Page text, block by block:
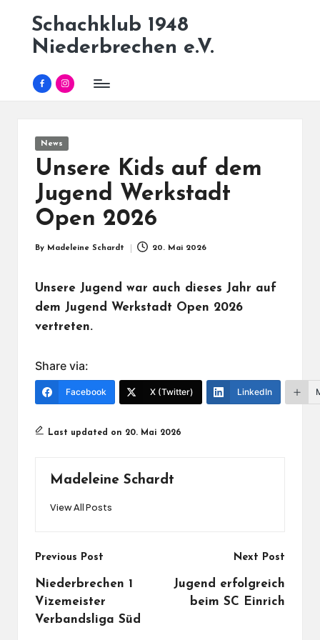
Schachklub 1948
Niederbrechen e.V.
Facebook
Instagram
Posted
News
Unsere Kids auf dem
Jugend Werkstadt
Open 2026
By Madeleine Schardt 20. Mai 2026
Unsere Jugend war auch dieses Jahr auf
dem Jugend Werkstadt Open 2026
vertreten.
Share via:
Facebook X (Twitter) LinkedIn
Last updated on 20. Mai 2026
Madeleine Schardt
View All Posts
Post
navigation
Previous Post
Niederbrechen 1
Vizemeister
Verbandsliga Süd
Next Post
Jugend erfolgreich
beim SC Einrich